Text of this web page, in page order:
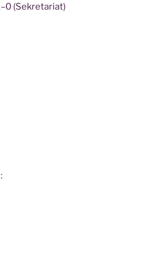
(Sekre­ta­ri­at)